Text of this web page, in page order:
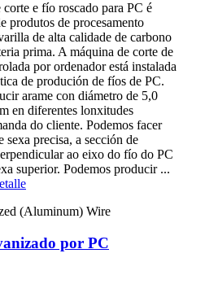
e fío roscado para PC é
produtos de procesamento
de alta calidade de carbono
prima. A máquina de corte de
por ordenador está instalada
de produción de fíos de PC.
arame con diámetro de 5,0
en diferentes lonxitudes
do cliente. Podemos facer
sexa precisa, a sección de
ao eixo do fío do PC
superior. Podemos producir ...
por PC